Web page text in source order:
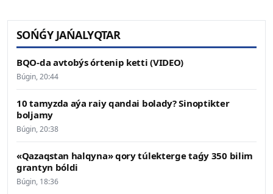
SOŃǴY JAŃALYQTAR
BQO-da avtobýs órtenip ketti (VIDEO)
Búgin, 20:44
10 tamyzda aýa raiy qandai bolady? Sinoptikter
boljamy
Búgin, 20:38
«Qazaqstan halqyna» qory túlekterge taǵy 350 bilim
grantyn bóldi
Búgin, 18:36